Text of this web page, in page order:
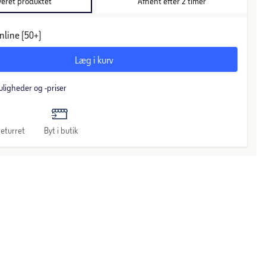
(50+)
Læg i kurv
og -priser
Byt i butik